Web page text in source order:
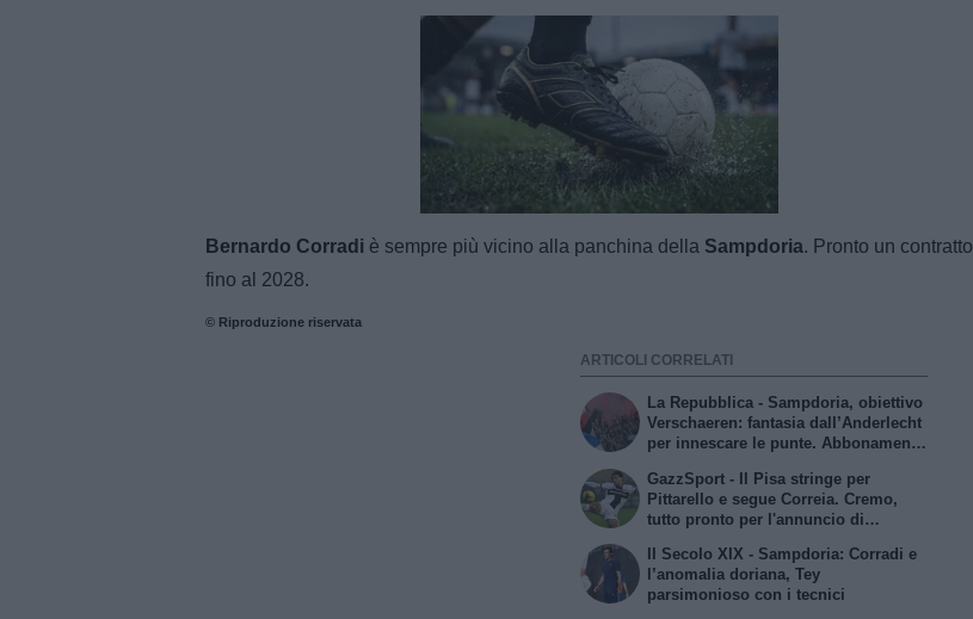
Loaded
100.00%
Bernardo Corradi è sempre più vicino alla panchina della Sampdoria. Pronto un contratto
fino al 2028.
© Riproduzione riservata
ARTICOLI CORRELATI
La Repubblica - Sampdoria, obiettivo
Verschaeren: fantasia dall’Anderlecht
per innescare le punte. Abbonamenti
GazzSport - Il Pisa stringe per
Pittarello e segue Correia. Cremo,
tutto pronto per l'annuncio di
portiere Vindahl
Il Secolo XIX - Sampdoria: Corradi e
l’anomalia doriana, Tey
parsimonioso con i tecnici